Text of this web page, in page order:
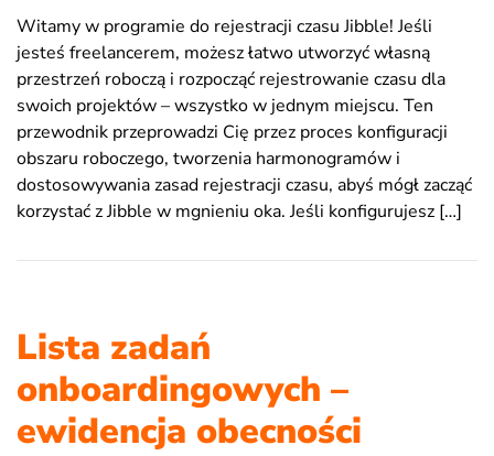
Witamy w programie do rejestracji czasu Jibble! Jeśli
jesteś freelancerem, możesz łatwo utworzyć własną
przestrzeń roboczą i rozpocząć rejestrowanie czasu dla
swoich projektów – wszystko w jednym miejscu. Ten
przewodnik przeprowadzi Cię przez proces konfiguracji
obszaru roboczego, tworzenia harmonogramów i
dostosowywania zasad rejestracji czasu, abyś mógł zacząć
korzystać z Jibble w mgnieniu oka. Jeśli konfigurujesz […]
Lista zadań
onboardingowych –
ewidencja obecności